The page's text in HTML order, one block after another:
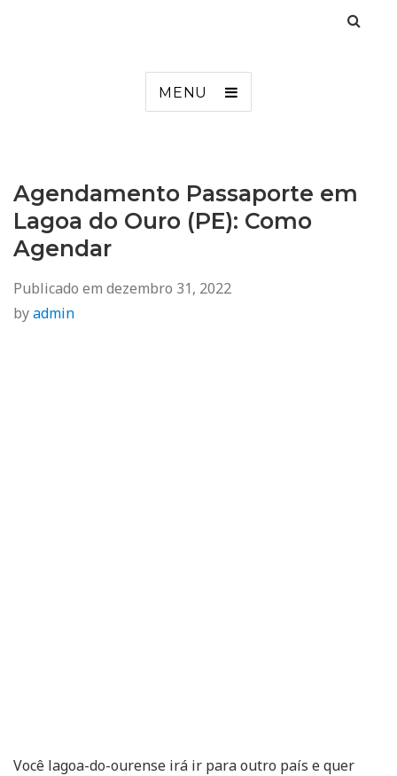
MENU
Agendamento Passaporte em
Lagoa do Ouro (PE): Como
Agendar
Publicado em dezembro 31, 2022
byadmin
Você lagoa-do-ourense irá ir para outro país e quer